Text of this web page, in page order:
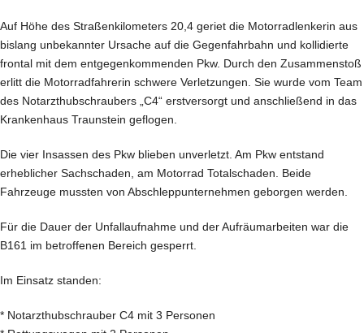
Auf Höhe des Straßenkilometers 20,4 geriet die Motorradlenkerin aus
bislang unbekannter Ursache auf die Gegenfahrbahn und kollidierte
frontal mit dem entgegenkommenden Pkw. Durch den Zusammenstoß
erlitt die Motorradfahrerin schwere Verletzungen. Sie wurde vom Team
des Notarzthubschraubers „C4“ erstversorgt und anschließend in das
Krankenhaus Traunstein geflogen.
Die vier Insassen des Pkw blieben unverletzt. Am Pkw entstand
erheblicher Sachschaden, am Motorrad Totalschaden. Beide
Fahrzeuge mussten von Abschleppunternehmen geborgen werden.
Für die Dauer der Unfallaufnahme und der Aufräumarbeiten war die
B161 im betroffenen Bereich gesperrt.
Im Einsatz standen:
* Notarzthubschrauber C4 mit 3 Personen